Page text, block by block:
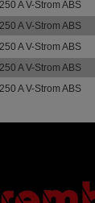
A V-Strom ABS
A V-Strom ABS
A V-Strom ABS
A V-Strom ABS
A V-Strom ABS